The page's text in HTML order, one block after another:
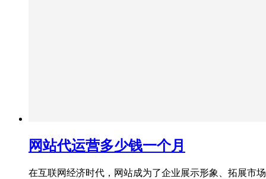
网站代运营多少钱一个月
在互联网经济时代，网站成为了企业展示形象、拓展市